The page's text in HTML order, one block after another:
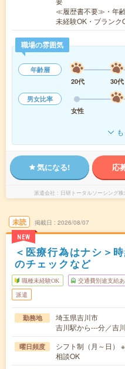
≪履歴書不要≫・年齢
未経験OK・ブラン
職場の雰囲気
年齢層
20代
30代
男女比率
女性
気になる! 応
派遣会社 日研トータルソーシング
未読
NEW
掲載日 2026/08/07
＜医療行為はナシ＞
のチェックなど
職種未経験OK 交通費別途支給あ
派遣
勤務地
埼玉県吉川市
吉川駅から---分／吉
曜日頻度
シフト制（月～日）
相談OK